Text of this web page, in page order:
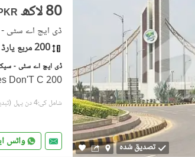
تصدیق شدہ
80 لاکھ
ڈی ایچ اے سٹی - سیکٹر 3 سی, ڈی ایچ
200 مربع یارڈ
200 Square Yards Properties Don'T C
شامل کی:4 دن پہل
واٹس